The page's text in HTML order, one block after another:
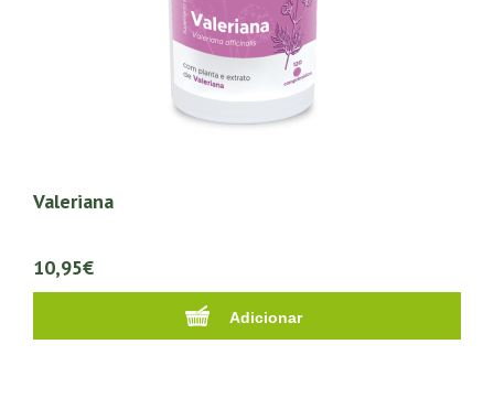
Valeriana
10,95€